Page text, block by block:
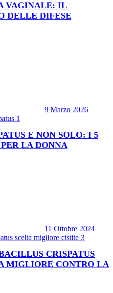
VAGINALE: IL
DELLE DIFESE
9 Marzo 2026
E NON SOLO: I 5
LA DONNA
11 Ottobre 2024
CRISPATUS
MIGLIORE CONTRO LA